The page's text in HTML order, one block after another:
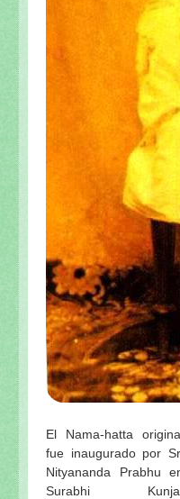
El Nama-hatta
fue inaugurado por
Nityananda Prabhu
Surabhi Kunja,